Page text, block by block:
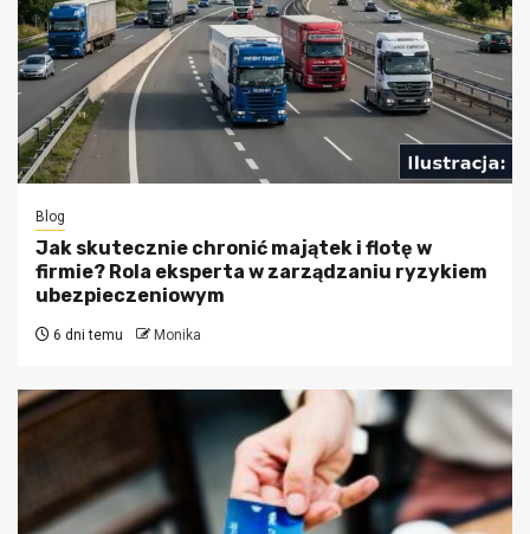
Blog
Jak skutecznie chronić majątek i flotę w
firmie? Rola eksperta w zarządzaniu ryzykiem
ubezpieczeniowym
6 dni temu Monika